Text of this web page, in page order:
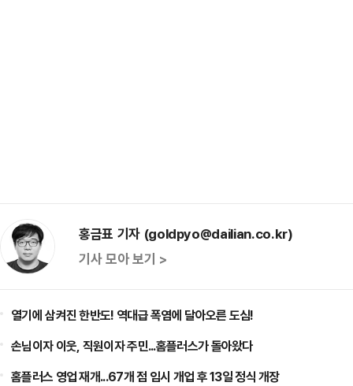
홍금표 기자 (goldpyo@dailian.co.kr)
기사 모아 보기 >
열기에 삼켜진 한반도! 역대급 폭염에 달아오른 도심!
손님이자 이웃, 직원이자 주민...홈플러스가 돌아왔다
홈플러스 영업 재개...67개 점 임시 개업 후 13일 정식 개장